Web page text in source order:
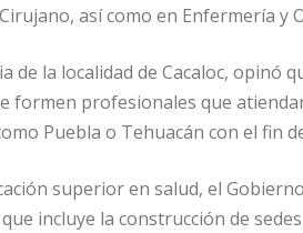
así como en Enfermería y
la localidad de Cacaloc, opinó
formen profesionales que
Puebla o Tehuacán con el fin
superior en salud, el
incluye la construcción de